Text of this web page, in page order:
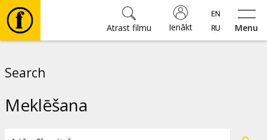
Menu
Ienākt
Atrast filmu
Search
Meklēšana